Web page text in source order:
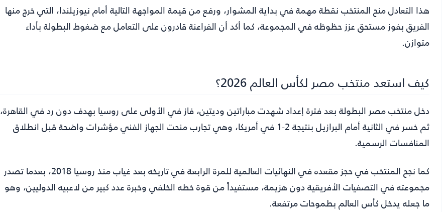
هذا التعادل منح المنتخب نقطة مهمة في بداية المشوار، ورفع من قيمة المواجهة التالية أمام نيوزيلندا، التي خرج منها
الفريق بفوز مستحق عزز حظوظه في المجموعة، كما أكد أن الفراعنة قادرون على التعامل مع ضغوط البطولة بأداء
متوازن.
كيف استعد منتخب مصر لكأس العالم 2026؟
دخل منتخب مصر البطولة بعد فترة إعداد شهدت مباراتين وديتين، فاز في الأولى على روسيا بهدف دون رد في القاهرة،
ثم خسر في الثانية أمام البرازيل بنتيجة 2-1 في أمريكا، وهي تجارب منحت الجهاز الفني مؤشرات واضحة قبل انطلاق
المنافسات الرسمية.
كما نجح المنتخب في حجز مقعده في النهائيات العالمية للمرة الرابعة في تاريخه بعد غياب منذ روسيا 2018، بعدما تصدر
مجموعته في التصفيات الأفريقية دون هزيمة، مستفيداً من قوة خطه الخلفي وخبرة عدد كبير من لاعبيه الدوليين، وهو
ما جعله يدخل كأس العالم بطموحات مرتفعة.